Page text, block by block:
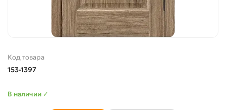
Код товара
153-1397
В наличии ✓